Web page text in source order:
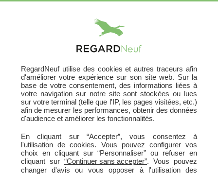
RECHERCHER UN TERRAIN
RegardNeuf utilise des cookies et autres traceurs afin
d'améliorer votre expérience sur son site web. Sur la
base de votre consentement, des informations liées à
votre navigation sur notre site sont stockées ou lues
sur votre terminal (telle que l'IP, les pages visitées, etc.)
afin de mesurer les performances, obtenir des données
d'audience et améliorer les fonctionnalités.
En cliquant sur “Accepter”, vous consentez à
l'utilisation de cookies. Vous pouvez configurer vos
choix en cliquant sur “Personnaliser” ou refuser en
cliquant sur “Continuer sans accepter”. Vous pouvez
changer d'avis ou vous opposer à l'utilisation des